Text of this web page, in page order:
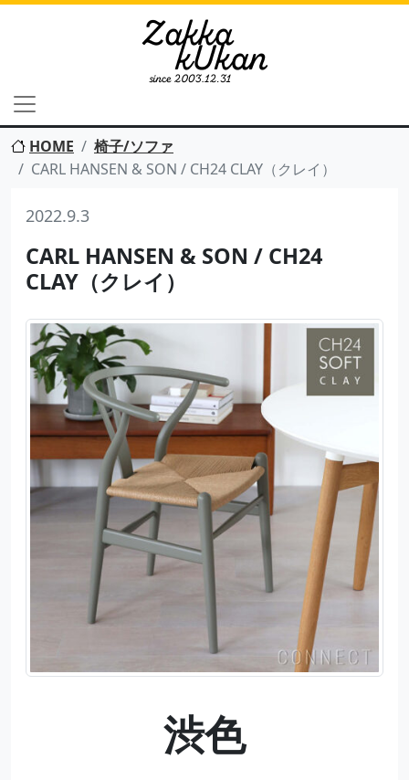
HOME
椅子/ソファ
CARL HANSEN & SON / CH24 CLAY（クレイ）
2022.9.3
CARL HANSEN & SON / CH24
CLAY（クレイ）
渋色